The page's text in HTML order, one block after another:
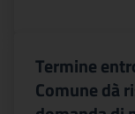
Termine
Comune dà